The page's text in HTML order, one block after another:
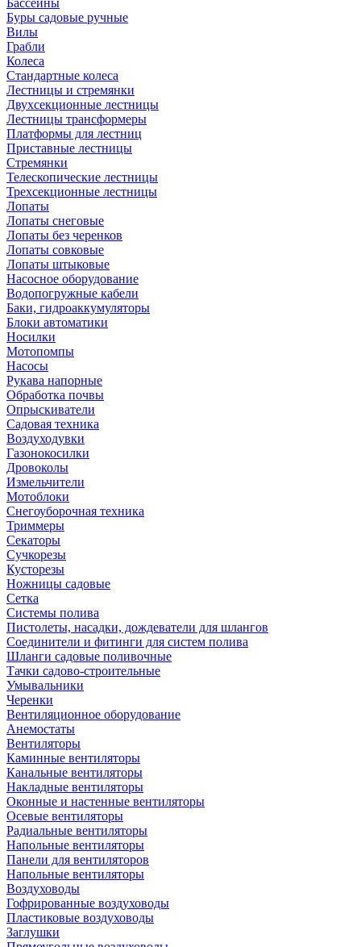
Бассейны
Буры садовые ручные
Вилы
Грабли
Колеса
Стандартные колеса
Лестницы и стремянки
Двухсекционные лестницы
Лестницы трансформеры
Платформы для лестниц
Приставные лестницы
Стремянки
Телескопические лестницы
Трехсекционные лестницы
Лопаты
Лопаты снеговые
Лопаты без черенков
Лопаты совковые
Лопаты штыковые
Насосное оборудование
Водопогружные кабели
Баки, гидроаккумуляторы
Блоки автоматики
Носилки
Мотопомпы
Насосы
Рукава напорные
Обработка почвы
Опрыскиватели
Садовая техника
Воздуходувки
Газонокосилки
Дровоколы
Измельчители
Мотоблоки
Снегоуборочная техника
Триммеры
Секаторы
Сучкорезы
Кусторезы
Ножницы садовые
Сетка
Системы полива
Пистолеты, насадки, дождеватели для шлангов
Соединители и фитинги для систем полива
Шланги садовые поливочные
Тачки садово-строительные
Умывальники
Черенки
Вентиляционное оборудование
Анемостаты
Вентиляторы
Каминные вентиляторы
Канальные вентиляторы
Накладные вентиляторы
Оконные и настенные вентиляторы
Осевые вентиляторы
Радиальные вентиляторы
Напольные вентиляторы
Панели для вентиляторов
Напольные вентиляторы
Воздуховоды
Гофрированные воздуховоды
Пластиковые воздуховоды
Заглушки